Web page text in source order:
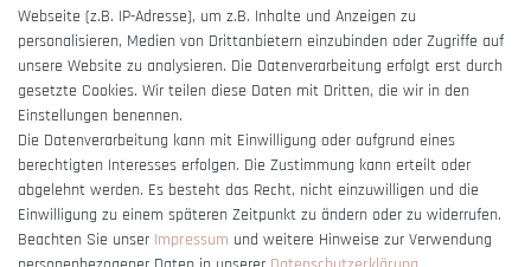
Barrierefreiheitserklärung
Vertrag widerrufen
Webseite (z.B. IP-Adresse), um z.B. Inhalte und Anzeigen zu
personalisieren, Medien von Drittanbietern einzubinden oder Zugriffe auf
unsere Website zu analysieren. Die Datenverarbeitung erfolgt erst durch
gesetzte Cookies. Wir teilen diese Daten mit Dritten, die wir in den
Einstellungen benennen.
Die Datenverarbeitung kann mit Einwilligung oder aufgrund eines
berechtigten Interesses erfolgen. Die Zustimmung kann erteilt oder
abgelehnt werden. Es besteht das Recht, nicht einzuwilligen und die
Einwilligung zu einem späteren Zeitpunkt zu ändern oder zu widerrufen.
Beachten Sie unser Impressum und weitere Hinweise zur Verwendung